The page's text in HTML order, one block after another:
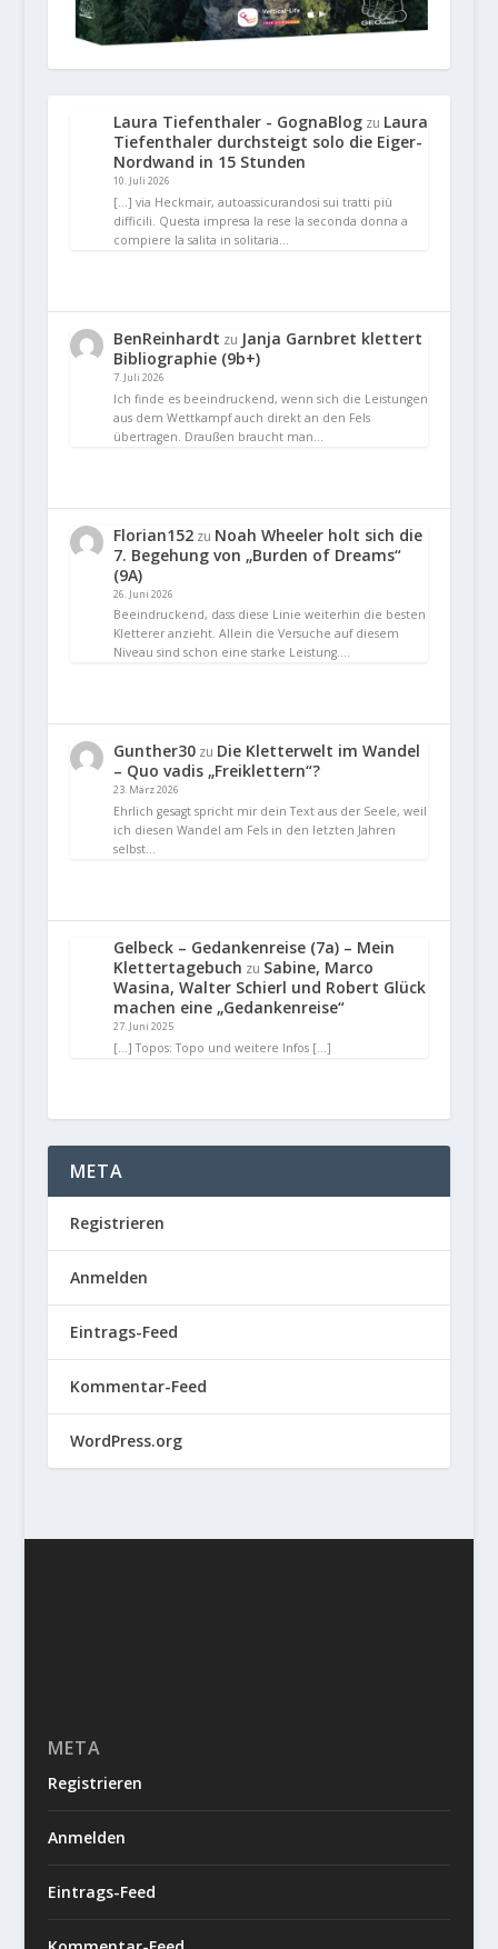
Laura Tiefenthaler - GognaBlogzu Laura
Tiefenthaler durchsteigt solo die Eiger-
Nordwand in 15 Stunden
10. Juli 2026
[…] via Heckmair, autoassicurandosi sui tratti più
difficili. Questa impresa la rese la seconda donna a
compiere la salita in solitaria…
BenReinhardt zu Janja Garnbret klettert
Bibliographie (9b+)
7. Juli 2026
Ich finde es beeindruckend, wenn sich die Leistungen
aus dem Wettkampf auch direkt an den Fels
übertragen. Draußen braucht man…
Florian152zu Noah Wheeler holt sich die
7. Begehung von „Burden of Dreams“
(9A)
26. Juni 2026
Beeindruckend, dass diese Linie weiterhin die besten
Kletterer anzieht. Allein die Versuche auf diesem
Niveau sind schon eine starke Leistung.…
Gunther30zu Die Kletterwelt im Wandel
– Quo vadis „Freiklettern“?
23. März 2026
Ehrlich gesagt spricht mir dein Text aus der Seele, weil
ich diesen Wandel am Fels in den letzten Jahren
selbst…
Gelbeck – Gedankenreise (7a) – Mein
Klettertagebuch zu Sabine, Marco
Wasina, Walter Schierl und Robert Glück
machen eine „Gedankenreise“
27. Juni 2025
[…] Topos: Topo und weitere Infos […]
META
Registrieren
Anmelden
Eintrags-Feed
Kommentar-Feed
WordPress.org
META
Registrieren
Anmelden
Eintrags-Feed